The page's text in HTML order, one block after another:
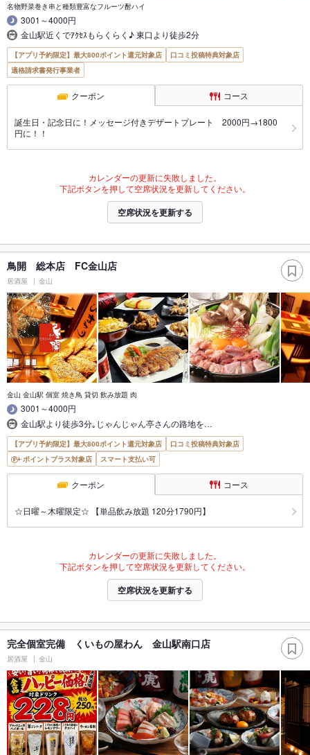
名物野菜巻き串と種類豊富なフルーツ酎ハイ
3001～4000円
金山駅近くでｱｸｾｽもらくらく♪ 東口より徒歩2分
【アプリ予約限定】最大800ポイント還元対象店
口コミ投稿特典対象店
適格請求書発行事業者
クーポン コース
誕生日・記念日に！メッセージ付きデザートプレート 2000円→1800
円に！！
カレンダーの更新に失敗しました。
下記ボタンを押して空席状況を更新してください。
空席状況を更新する
鳥開 総本店 FC金山店
居酒屋 金山
金山 金山駅 個室 焼き鳥 貸切 飲み放題 肉
3001～4000円
金山駅より徒歩3分｡じゃんじゃん亭さんの路地を…
【アプリ予約限定】最大800ポイント還元対象店
口コミ投稿特典対象店
ポイントプラス対象店
スマート支払い可
クーポン コース
☆日曜～木曜限定☆ 【単品飲み放題 120分1790円】
カレンダーの更新に失敗しました。
下記ボタンを押して空席状況を更新してください。
空席状況を更新する
完全個室完備 くいもの屋わん 金山駅南口店
居酒屋 金山